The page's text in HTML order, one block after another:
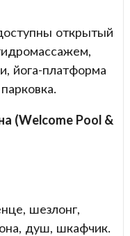
открытый
йога-платформа
(Welcome Pool &
шезлонг,
душ, шкафчик.